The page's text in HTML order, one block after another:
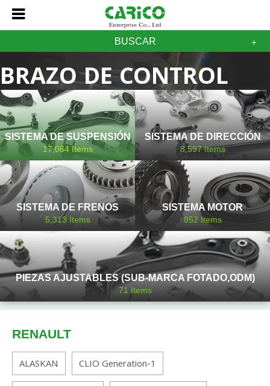
BUSCAR
BRAZO DE CONTROL
RENAULT
SISTEMA DE SUSPENSIÓN
17,064Items
SISTEMA DE DIRECCIÓN
8,597Items
SISTEMA DE FRENOS
5,313 Items
SISTEMA MOTOR
852 Items
PIEZAS AJUSTABLES (SUB-MARCA FOTADO,ODM)
71Items
RENAULT
ALASKAN
CLIO Generation-1